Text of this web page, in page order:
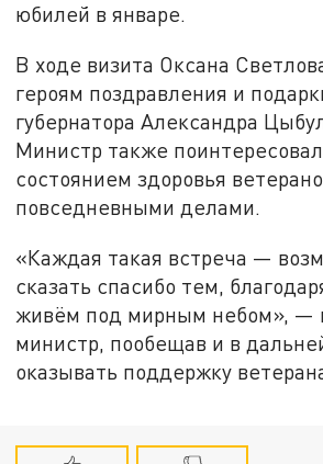
юбилей в январе.
В ходе визита Оксана
героям поздравления и
губернатора Александра
Министр также
состоянием здоровья
повседневными делами.
«Каждая такая встреча —
сказать спасибо тем,
живём под мирным небом», —
министр, пообещав и в
оказывать поддержку